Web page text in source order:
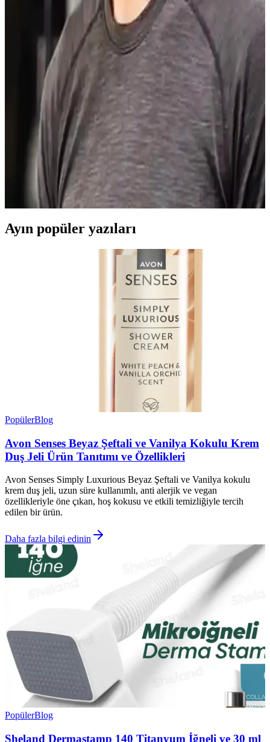
Dore sarı saç renkleri, sıcak altın tonlarıyla doğal ve çekici bir
görünüm sunar. Cilt tonuna uyumu, parlaklığı ve bakım önerileriyle
dore sarı saçlar, şıklığı ve sağlığı bir arada sunar.
Cilt Tonuna Göre Genç Gösteren Saç Renkleri ve
Bakım Önerileri
Cilt tonunuza uygun saç renkleri seçerek genç ve canlı bir görünüm
elde edin. Bal, karamel, bakır ve küllü tonlar yüzünüzü aydınlatır,
saç bakımı ise gençliği kalıcı kılar.
9 Numara Saç Erkek: Pratik ve Modern Erkekler
İçin Kısa Saç Modeli Rehberi
9 numara saç, erkekler arasında pratikliği ve şıklığıyla popüler bir
kısa saç modelidir. Bakımı kolay, her yüz tipine uygun bu stil, doğru
ürün ve bakım ipuçlarıyla modern ve zamansız bir görünüm sunar.
Ayın popüler yazıları
PopülerBlog
Avon Senses Beyaz Şeftali ve Vanilya Kokulu Krem
Duş Jeli Ürün Tanıtımı ve Özellikleri
Avon Senses Simply Luxurious Beyaz Şeftali ve Vanilya kokulu
krem duş jeli, uzun süre kullanımlı, anti alerjik ve vegan
özellikleriyle öne çıkan, hoş kokusu ve etkili temizliğiyle tercih
edilen bir ürün.
Daha fazla bilgi edinin
PopülerBlog
Sheland Dermastamp 140 Titanyum İğneli ve 30 ml